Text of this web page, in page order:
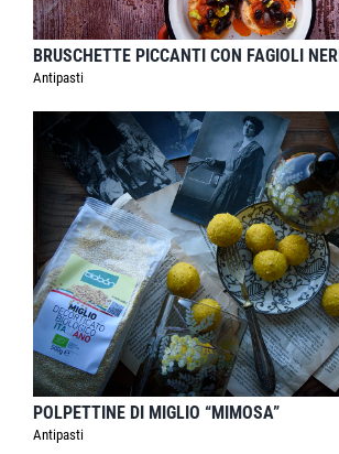
BRUSCHETTE PICCANTI CON FAGIOLI NERI
Antipasti
POLPETTINE DI MIGLIO “MIMOSA”
Antipasti